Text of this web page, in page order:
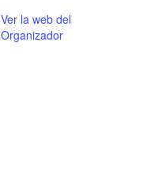
Ver la web del
Organizador